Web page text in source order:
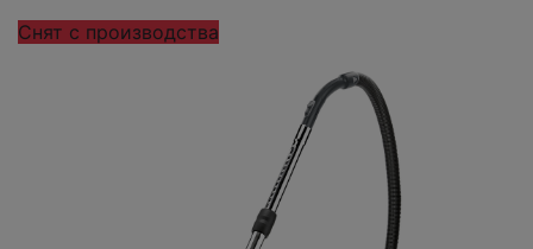
Снят с производства